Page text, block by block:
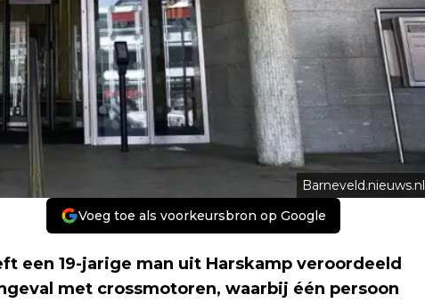
Barneveld.nieuws.nl
Voeg toe als voorkeursbron op Google
een 19-jarige man uit Harskamp veroordeeld
met crossmotoren, waarbij één persoon